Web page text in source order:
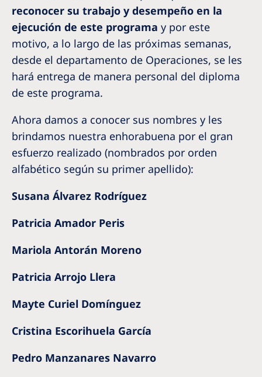
reconocer su trabajo y desempeño en la
ejecución de este programa y por este
motivo, a lo largo de las próximas semanas,
desde el departamento de Operaciones, se les
hará entrega de manera personal del diploma
de este programa.
Ahora damos a conocer sus nombres y les
brindamos nuestra enhorabuena por el gran
esfuerzo realizado (nombrados por orden
alfabético según su primer apellido):
Susana Álvarez Rodríguez
Patricia Amador Peris
Mariola Antorán Moreno
Patricia Arrojo Llera
Mayte Curiel Domínguez
Cristina Escorihuela García
Pedro Manzanares Navarro